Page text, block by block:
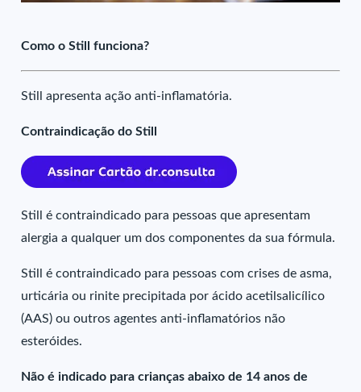
Como o Still funciona?
Still apresenta ação anti-inflamatória.
Contraindicação do Still
Still é contraindicado para pessoas que apresentam
alergia a qualquer um dos componentes da sua fórmula.
Still é contraindicado para pessoas com crises de asma,
urticária ou rinite precipitada por ácido acetilsalicílico
(AAS) ou outros agentes anti-inflamatórios não
esteróides.
Não é indicado para crianças abaixo de 14 anos de